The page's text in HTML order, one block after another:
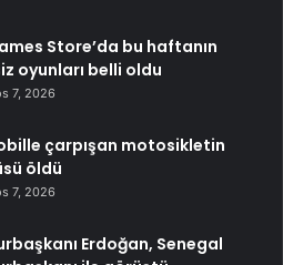
Store’da bu haftanın
oyunları belli oldu
7, 2026
çarpışan motosikletin
öldü
7, 2026
Erdoğan, Senegal